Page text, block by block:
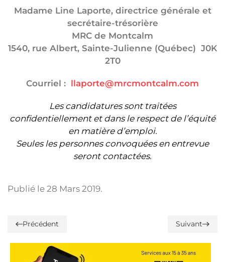
Madame Line Laporte, directrice générale et
secrétaire-trésorière
MRC de Montcalm
1540, rue Albert, Sainte-Julienne (Québec) J0K
2T0
Courriel : llaporte@mrcmontcalm.com
Les candidatures sont traitées
confidentiellement et dans le respect de l’équité
en matière d’emploi.
Seules les personnes convoquées en entrevue
seront contactées.
Publié le 28 Mars 2019.
Précédent Suivant